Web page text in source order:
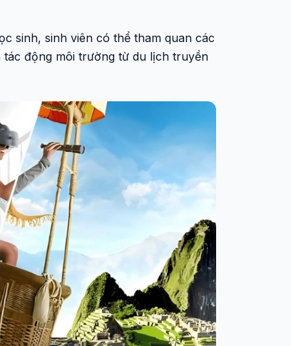
sinh, sinh viên có thể tham quan các
động môi trường từ du lịch truyền